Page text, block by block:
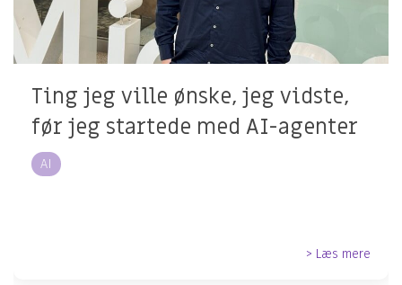
Ting jeg ville ønske, jeg vidste,
før jeg startede med AI-agenter
AI
> Læs mere